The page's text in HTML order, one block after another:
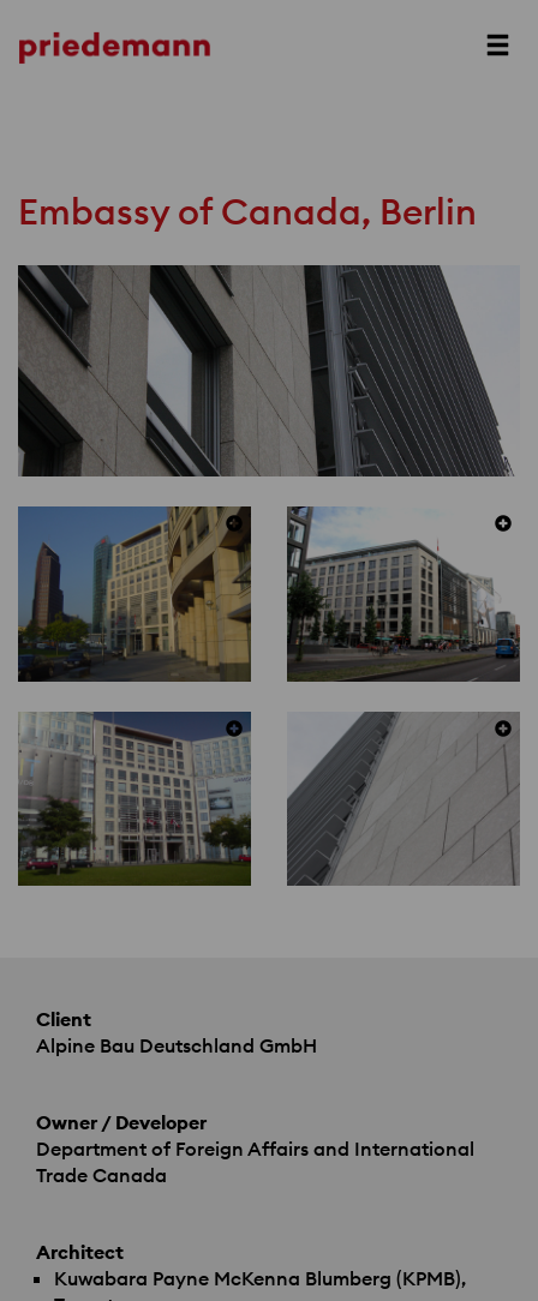
Prev
Embassy of Canada, Berlin
Client
Alpine Bau Deutschland GmbH
Owner / Developer
Department of Foreign Affairs and International
Trade Canada
Architect
Kuwabara Payne McKenna Blumberg (KPMB),